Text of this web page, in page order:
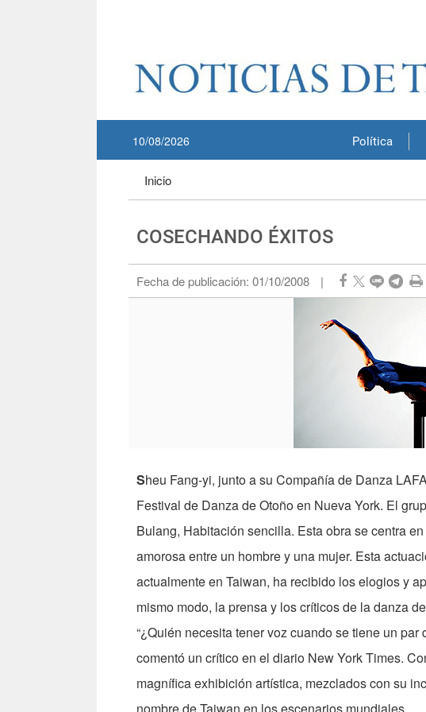
Política
10/08/2026
Inicio
COSECHANDO ÉXITOS
Fecha de publicación: 01/10/2008 |
Sheu Fang-yi, junto a su Compañía de Danza
Festival de Danza de Otoño en Nueva York. El
Bulang, Habitación sencilla. Esta obra se centra
amorosa entre un hombre y una mujer. Esta
actualmente en Taiwan, ha recibido los elogios y
mismo modo, la prensa y los críticos de la danza
“¿Quién necesita tener voz cuando se tiene un
comentó un crítico en el diario New York Times.
magnífica exhibición artística, mezclados con su